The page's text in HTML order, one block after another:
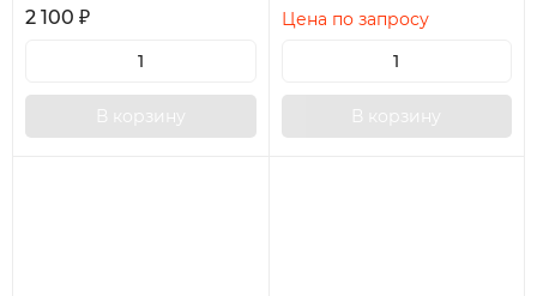
2 100 ₽
В корзину
Цена по запросу
В корзину